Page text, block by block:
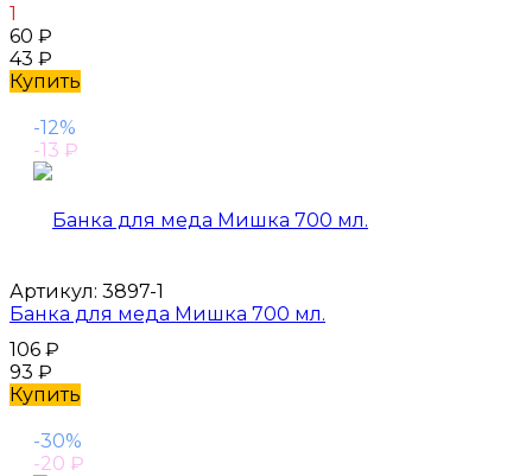
1
60 ₽
43 ₽
Купить
-12%
-13 ₽
Артикул: 3897-1
Банка для меда Мишка 700 мл.
106 ₽
93 ₽
Купить
-30%
-20 ₽